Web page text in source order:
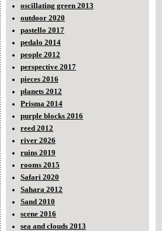
oscillating green 2013
outdoor 2020
pastello 2017
pedalo 2014
people 2012
perspective 2017
pieces 2016
planets 2012
Prisma 2014
purple blocks 2016
reed 2012
river 2026
ruins 2019
rooms 2015
Safari 2020
Sahara 2012
Sand 2010
scene 2016
sea and clouds 2013